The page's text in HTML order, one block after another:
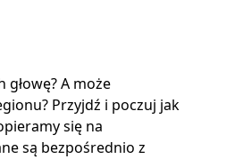
głowę? A może
Przyjdź i poczuj jak
się na
są bezpośrednio z